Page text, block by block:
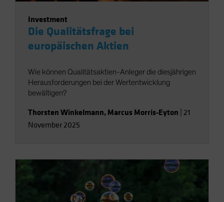
Investment
Die Qualitätsfrage bei
europäischen Aktien
Wie können Qualitätsaktien-Anleger die diesjährigen
Herausforderungen bei der Wertentwicklung
bewältigen?
Thorsten Winkelmann, Marcus Morris-Eyton 21
November 2025